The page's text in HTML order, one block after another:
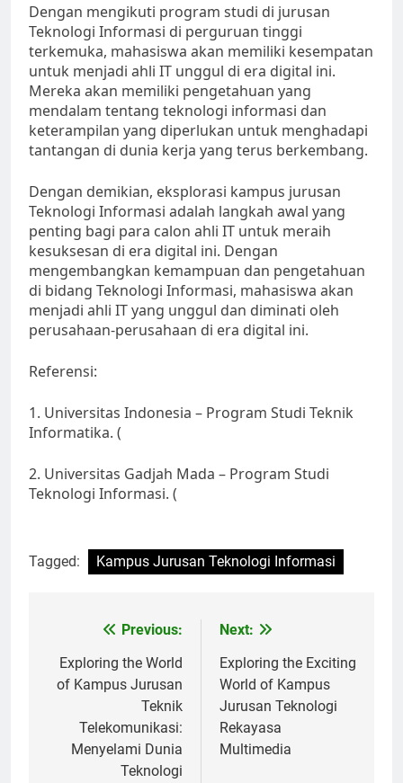
Dengan mengikuti program studi di jurusan
Teknologi Informasi di perguruan tinggi
terkemuka, mahasiswa akan memiliki kesempatan
untuk menjadi ahli IT unggul di era digital ini.
Mereka akan memiliki pengetahuan yang
mendalam tentang teknologi informasi dan
keterampilan yang diperlukan untuk menghadapi
tantangan di dunia kerja yang terus berkembang.
Dengan demikian, eksplorasi kampus jurusan
Teknologi Informasi adalah langkah awal yang
penting bagi para calon ahli IT untuk meraih
kesuksesan di era digital ini. Dengan
mengembangkan kemampuan dan pengetahuan
di bidang Teknologi Informasi, mahasiswa akan
menjadi ahli IT yang unggul dan diminati oleh
perusahaan-perusahaan di era digital ini.
Referensi:
1. Universitas Indonesia – Program Studi Teknik
Informatika. (
2. Universitas Gadjah Mada – Program Studi
Teknologi Informasi. (
Tagged: Kampus Jurusan Teknologi Informasi
navigation
Previous:
Exploring the World
of Kampus Jurusan
Teknik
Telekomunikasi:
Menyelami Dunia
Teknologi
Next:
Exploring the Exciting
World of Kampus
Jurusan Teknologi
Rekayasa
Multimedia